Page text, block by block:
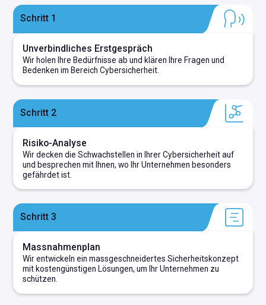
Schritt 1
Unverbindliches Erstgespräch
Wir holen Ihre Bedürfnisse ab und klären Ihre Fragen und
Bedenken im Bereich Cybersicherheit.
Schritt 2
Risiko-Analyse
Wir decken die Schwachstellen in Ihrer Cybersicherheit auf
und besprechen mit Ihnen, wo Ihr Unternehmen besonders
gefährdet ist.
Schritt 3
Massnahmenplan
Wir entwickeln ein massgeschneidertes Sicherheitskonzept
mit kostengünstigen Lösungen, um Ihr Unternehmen zu
schützen.